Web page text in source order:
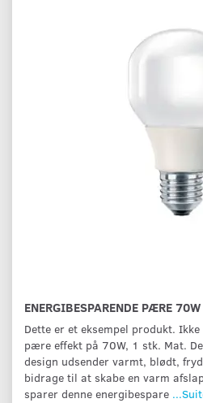
ENERGIBESPARENDE PÆRE 70W
Dette er et eksempel produkt.
pære effekt på 70W, 1 stk. Mat.
design udsender varmt, blødt,
bidrage til at skabe en varm
sparer denne energibespare